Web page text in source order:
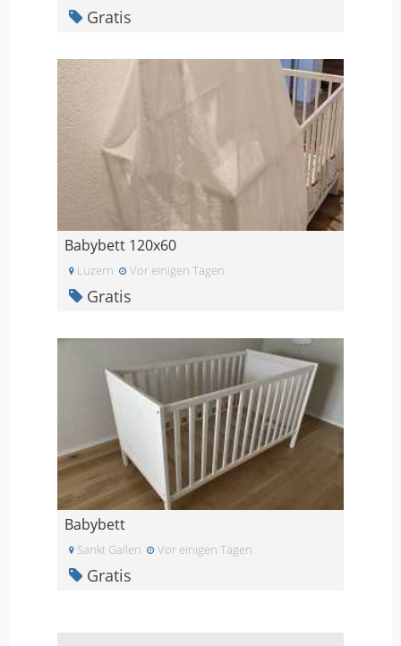
Gratis
Babybett 120x60
Luzern Vor einigen Tagen
Gratis
Babybett
Sankt Gallen Vor einigen Tagen
Gratis